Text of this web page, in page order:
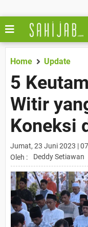
Home Update
5
Witir
Koneksi
Jumat, 23 Juni 2023 |
Oleh :
Deddy Setiawan